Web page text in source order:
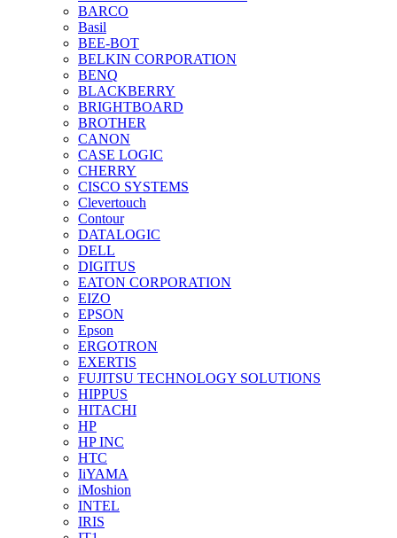
BARCO
Basil
BEE-BOT
BELKIN CORPORATION
BENQ
BLACKBERRY
BRIGHTBOARD
BROTHER
CANON
CASE LOGIC
CHERRY
CISCO SYSTEMS
Clevertouch
Contour
DATALOGIC
DELL
DIGITUS
EATON CORPORATION
EIZO
EPSON
Epson
ERGOTRON
EXERTIS
FUJITSU TECHNOLOGY SOLUTIONS
HIPPUS
HITACHI
HP
HP INC
HTC
IiYAMA
iMoshion
INTEL
IRIS